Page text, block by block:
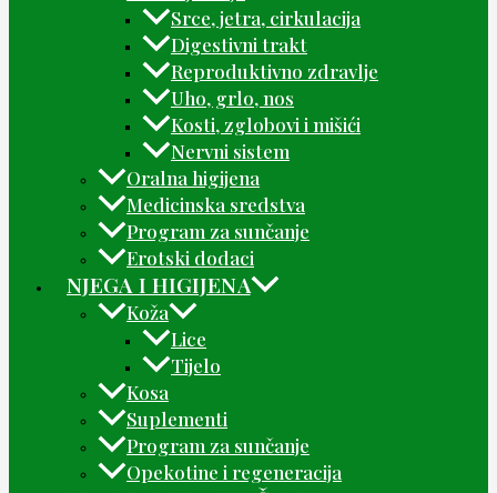
Srce, jetra, cirkulacija
Digestivni trakt
Reproduktivno zdravlje
Uho, grlo, nos
Kosti, zglobovi i mišići
Nervni sistem
Oralna higijena
Medicinska sredstva
Program za sunčanje
Erotski dodaci
NJEGA I HIGIJENA
Koža
Lice
Tijelo
Kosa
Suplementi
Program za sunčanje
Opekotine i regeneracija